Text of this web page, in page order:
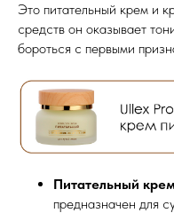
Это питательный крем и
средств он оказывает
бороться с первыми
Питательный
предназначен для